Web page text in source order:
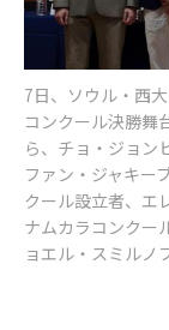
7日、ソウル・西
コンクール決勝舞
ら、チョ・ジョン
ファン・ジャキー
クール設立者、エ
ナムカラコンクー
ョエル・スミルノ